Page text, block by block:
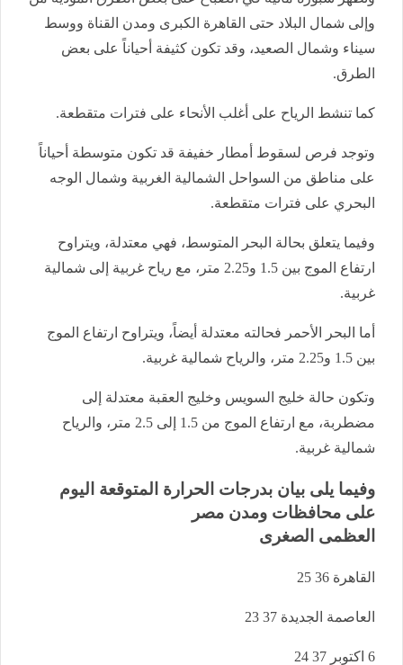
وإلى شمال البلاد حتى القاهرة الكبرى ومدن القناة ووسط
سيناء وشمال الصعيد، وقد تكون كثيفة أحياناً على بعض
الطرق.
كما تنشط الرياح على أغلب الأنحاء على فترات متقطعة.
وتوجد فرص لسقوط أمطار خفيفة قد تكون متوسطة أحياناً
على مناطق من السواحل الشمالية الغربية وشمال الوجه
البحري على فترات متقطعة.
وفيما يتعلق بحالة البحر المتوسط، فهي معتدلة، ويتراوح
ارتفاع الموج بين 1.5 و2.25 متر، مع رياح غربية إلى شمالية
غربية.
أما البحر الأحمر فحالته معتدلة أيضاً، ويتراوح ارتفاع الموج
بين 1.5 و2.25 متر، والرياح شمالية غربية.
وتكون حالة خليج السويس وخليج العقبة معتدلة إلى
مضطربة، مع ارتفاع الموج من 1.5 إلى 2.5 متر، والرياح
شمالية غربية.
وفيما يلى بيان بدرجات الحرارة المتوقعة اليوم
على محافظات ومدن مصر
العظمى الصغرى
القاهرة 36 25
العاصمة الجديدة 37 23
6 اكتوبر 37 24